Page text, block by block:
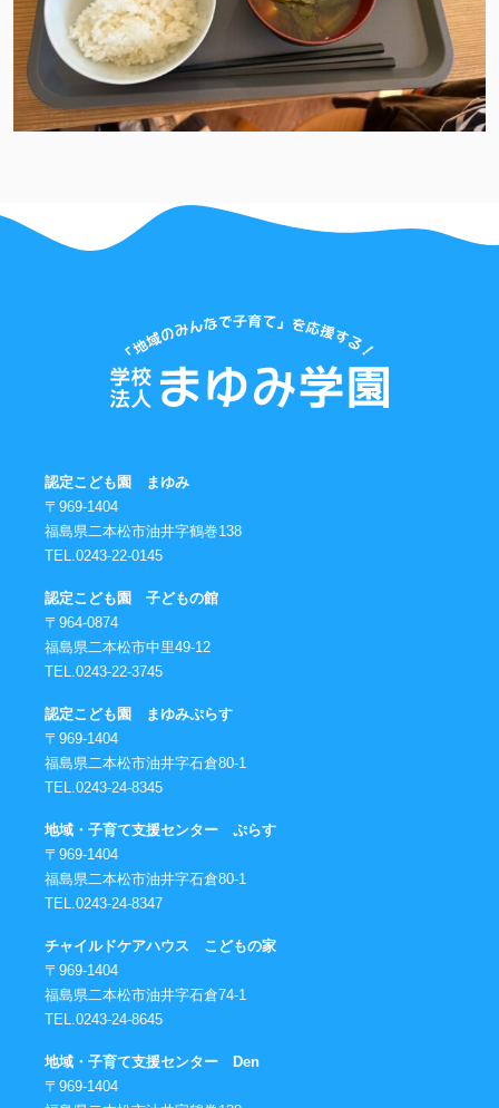
認定こども園 まゆみ
〒969-1404
福島県二本松市油井字鶴巻138
TEL.0243-22-0145
認定こども園 子どもの館
〒964-0874
福島県二本松市中里49-12
TEL.0243-22-3745
認定こども園 まゆみぷらす
〒969-1404
福島県二本松市油井字石倉80-1
TEL.0243-24-8345
地域・子育て支援センター ぷらす
〒969-1404
福島県二本松市油井字石倉80-1
TEL.0243-24-8347
チャイルドケアハウス こどもの家
〒969-1404
福島県二本松市油井字石倉74-1
TEL.0243-24-8645
地域・子育て支援センター Den
〒969-1404